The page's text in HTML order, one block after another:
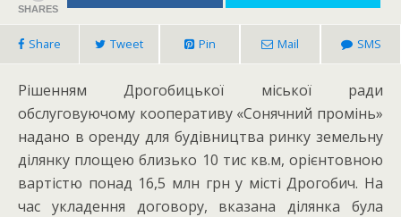
SHARES
Share Tweet Pin Mail SMS
Рішенням Дрогобицької міської ради
обслуговуючому кооперативу «Сонячний промінь»
надано в оренду для будівництва ринку земельну
ділянку площею близько 10 тис кв.м, орієнтовною
вартістю понад 16,5 млн грн у місті Дрогобич. На
час укладення договору, вказана ділянка була